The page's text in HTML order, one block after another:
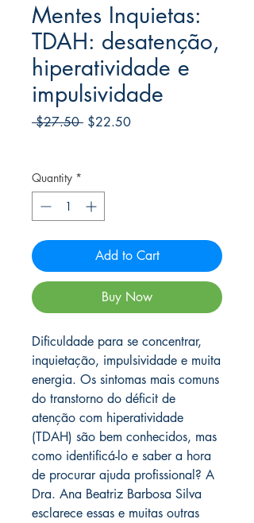
Mentes Inquietas:
TDAH: desatenção,
hiperatividade e
impulsividade
$27.50 Regular
$22.50Sale
Quantity *
Add to Cart
Buy Now
Dificuldade para se concentrar,
inquietação, impulsividade e muita
energia. Os sintomas mais comuns
do transtorno do déficit de
atenção com hiperatividade
(TDAH) são bem conhecidos, mas
como identificá-lo e saber a hora
de procurar ajuda profissional? A
Dra. Ana Beatriz Barbosa Silva
esclarece essas e muitas outras